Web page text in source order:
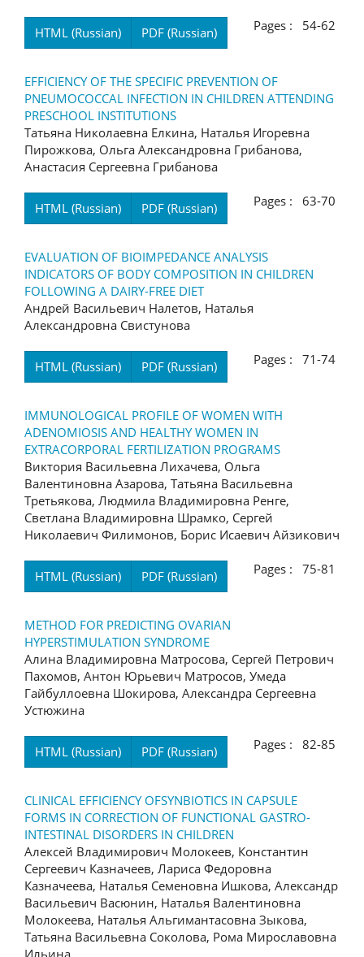
HTML (Russian) PDF (Russian) Pages : 54-62
EFFICIENCY OF THE SPECIFIC PREVENTION OF
PNEUMOCOCCAL INFECTION IN CHILDREN ATTENDING
PRESCHOOL INSTITUTIONS
Татьяна Николаевна Елкина, Наталья Игоревна
Пирожкова, Ольга Александровна Грибанова,
Анастасия Сергеевна Грибанова
HTML (Russian) PDF (Russian) Pages : 63-70
EVALUATION OF BIOIMPEDANCE ANALYSIS
INDICATORS OF BODY COMPOSITION IN CHILDREN
FOLLOWING A DAIRY-FREE DIET
Андрей Васильевич Налетов, Наталья
Александровна Свистунова
HTML (Russian) PDF (Russian) Pages : 71-74
IMMUNOLOGICAL PROFILE OF WOMEN WITH
ADENOMIOSIS AND HEALTHY WOMEN IN
EXTRACORPORAL FERTILIZATION PROGRAMS
Виктория Васильевна Лихачева, Ольга
Валентиновна Азарова, Татьяна Васильевна
Третьякова, Людмила Владимировна Ренге,
Светлана Владимировна Шрамко, Сергей
Николаевич Филимонов, Борис Исаевич Айзикович
HTML (Russian) PDF (Russian) Pages : 75-81
METHOD FOR PREDICTING OVARIAN
HYPERSTIMULATION SYNDROME
Алина Владимировна Матросова, Сергей Петрович
Пахомов, Антон Юрьевич Матросов, Умеда
Гайбуллоевна Шокирова, Александра Сергеевна
Устюжина
HTML (Russian) PDF (Russian) Pages : 82-85
CLINICAL EFFICIENCY OFSYNBIOTICS IN CAPSULE
FORMS IN CORRECTION OF FUNCTIONAL GASTRO-
INTESTINAL DISORDERS IN CHILDREN
Алексей Владимирович Молокеев, Константин
Сергеевич Казначеев, Лариса Федоровна
Казначеева, Наталья Семеновна Ишкова, Александр
Васильевич Васюнин, Наталья Валентиновна
Молокеева, Наталья Альгимантасовна Зыкова,
Татьяна Васильевна Соколова, Рома Мирославовна
Ильина